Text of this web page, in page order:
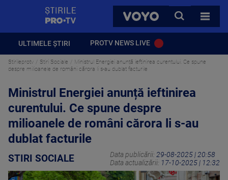
VOYO
CAUTA
TOATE
ULTIMELE ȘTIRI PROTV NEWS LIVE
Stirileprotv Stiri Sociale
Ministrul Energiei anunță ieftinirea curentului. Ce spune
despre milioanele de români cărora li s-au dublat facturile
Ministrul Energiei anunță ieftinirea
curentului. Ce spune despre
milioanele de români cărora li s-au
dublat facturile
STIRI SOCIALE Data publicării: 29-08-2025 | 20:58
Data actualizării: 17-10-2025 | 12:32